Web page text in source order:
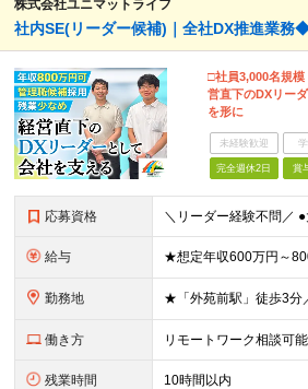
株式会社ユニマットライフ
社内SE(リーダー候補)｜全社DX推進業務
□社員3,000名規
営直下のDXリー
を形に
未経験歓迎
完全週休2日 賞
応募資格
給与
勤務地
働き方 リモートワーク相談可能
残業時間 10時間以内